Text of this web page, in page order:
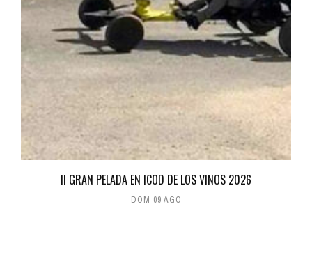
II GRAN PELADA EN ICOD DE LOS VINOS 2026
DOM 09 AGO